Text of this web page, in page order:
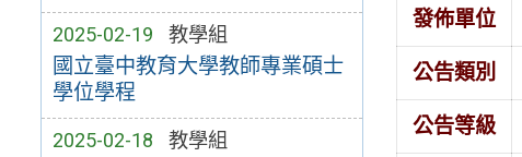
2025-02-19 教學組
國立臺中教育大學教師專業碩士
學位學程
2025-02-18 教學組
發佈單位
公告類別
公告等級